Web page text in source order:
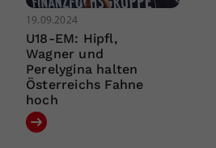
19.09.2024
U18-EM: Hipfl,
Wagner und
Perelygina halten
Österreichs Fahne
hoch